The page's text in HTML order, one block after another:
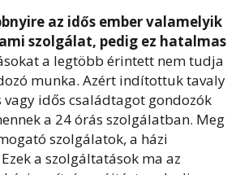
az idős ember valamelyik
szolgálat, pedig ez hatalmas
a legtöbb érintett nem tudja
munka. Azért indítottuk tavaly
idős családtagot gondozók
a 24 órás szolgálatban. Meg
szolgálatok, a házi
a szolgáltatások ma az